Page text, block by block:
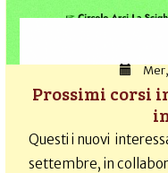
Prossimi corsi
Questi i nuovi
settembre, in